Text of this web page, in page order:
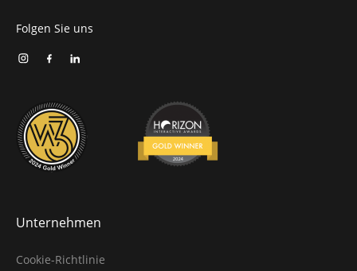
Folgen Sie uns
Unternehmen
Cookie-Richtlinie